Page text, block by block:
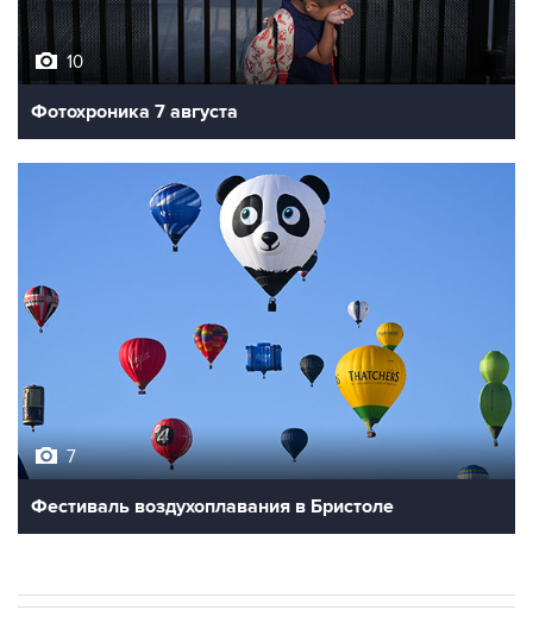
10
Фотохроника 7 августа
7
Фестиваль воздухоплавания в Бристоле